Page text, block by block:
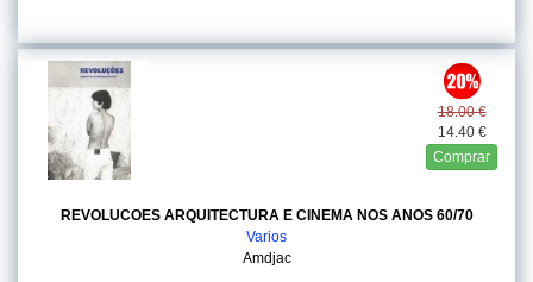
18.00 €
14.40 €
Comprar
REVOLUCOES ARQUITECTURA E CINEMA NOS ANOS 60/70
Varios
Amdjac